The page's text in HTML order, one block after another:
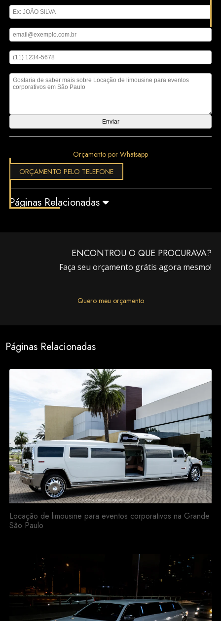
Orçamento por Whatsapp
ORÇAMENTO PELO TELEFONE
Páginas Relacionadas
ENCONTROU O QUE PROCURAVA?
Faça seu orçamento grátis agora mesmo!
Quero meu orçamento
Páginas Relacionadas
Locação de limousine para eventos corporativos na Grande
São Paulo